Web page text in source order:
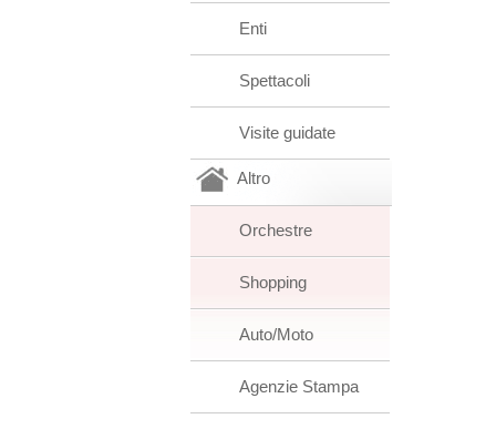
Enti
Spettacoli
Visite guidate
Altro
Orchestre
Shopping
Auto/Moto
Agenzie Stampa